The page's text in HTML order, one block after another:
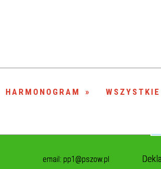
HARMONOGRAM
email: pp1@pszow.pl